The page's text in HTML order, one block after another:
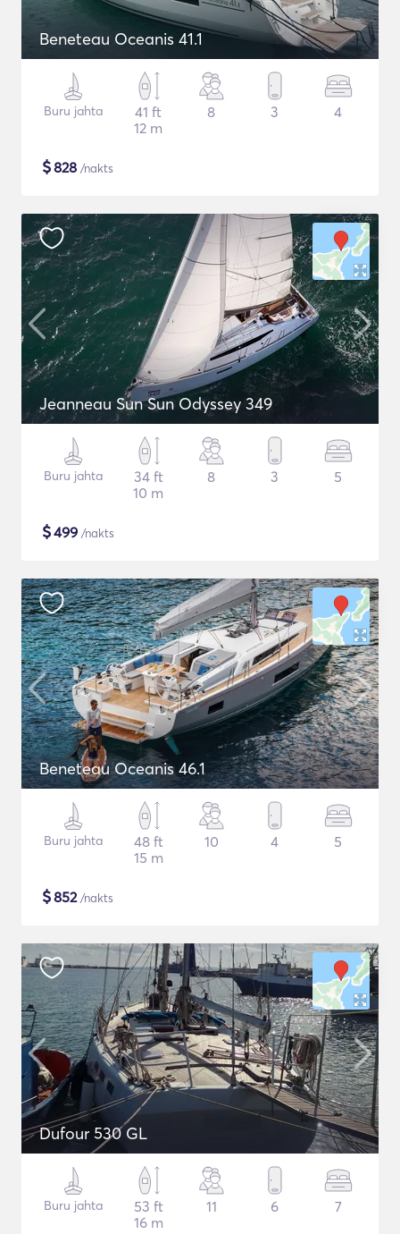
Beneteau Oceanis 41.1
Buru jahta
41 ft
12 m
8 3 4
$828 /nakts
Jeanneau Sun Sun Odyssey 349
Buru jahta
34 ft
10 m
8 3 5
$499 /nakts
Beneteau Oceanis 46.1
Buru jahta
48 ft
15 m
10 4 5
$852/nakts
Dufour 530 GL
Buru jahta
53 ft
16 m
11 6 7